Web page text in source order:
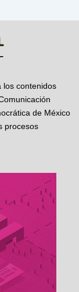
los contenidos
de México
procesos